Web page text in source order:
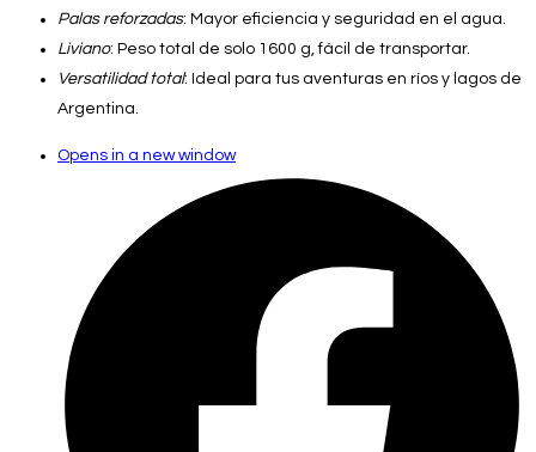
Palas reforzadas: Mayor eficiencia y seguridad en el agua.
Liviano: Peso total de solo 1600 g, fácil de transportar.
Versatilidad total: Ideal para tus aventuras en ríos y lagos de
Argentina.
Opens in a new window